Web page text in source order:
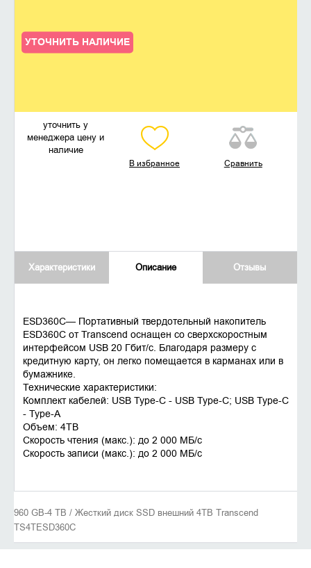
УТОЧНИТЬ НАЛИЧИЕ
уточнить у
менеджера цену и
наличие
В избранное Сравнить
Характеристики Описание Отзывы
ESD360C— Портативный твердотельный накопитель
ESD360C от Transcend оснащен со сверхскоростным
интерфейсом USB 20 Гбит/с. Благодаря размеру с
кредитную карту, он легко помещается в карманах или в
бумажнике.
Технические характеристики:
Комплект кабелей: USB Type-C - USB Type-C; USB Type-C
- Type-A
Объем: 4TB
Скорость чтения (макс.): до 2 000 MБ/с
Скорость записи (макс.): до 2 000 MБ/с
960 GB-4 TB / Жесткий диск SSD внешний 4TB Transcend
TS4TESD360C